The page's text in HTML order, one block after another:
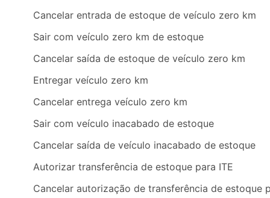
Cancelar entrada de estoque de veículo zero km
Sair com veículo zero km de estoque
Cancelar saída de estoque de veículo zero km
Entregar veículo zero km
Cancelar entrega veículo zero km
Sair com veículo inacabado de estoque
Cancelar saída de veículo inacabado de estoque
Autorizar transferência de estoque para ITE
Cancelar autorização de transferência de estoque